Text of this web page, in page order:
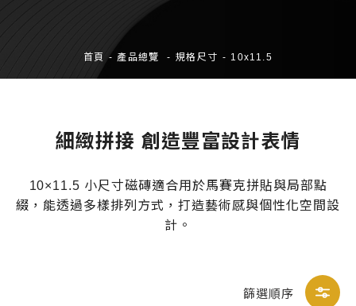
首頁 - 產品總覽 - 規格尺寸 - 10x11.5
細緻拼接 創造豐富設計表情
10×11.5 小尺寸磁磚適合用於馬賽克拼貼與局部點
綴，能透過多樣排列方式，打造藝術感與個性化空間設
計。
篩選順序